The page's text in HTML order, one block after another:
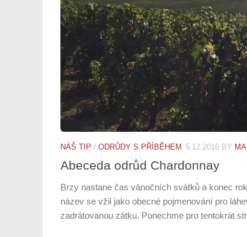
NÁŠ TIP / ODRŮDY S PŘÍBĚHEM 5.12.2016 BY
Abeceda odrůd Chardonnay
Brzy nastane čas vánočních svátků a konec
název se vžil jako obecné pojmenování pro
zadrátovanou zátku. Ponechme pro tentokrát